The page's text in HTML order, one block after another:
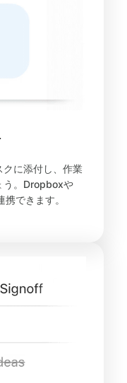
クに添付し、作業
う。Dropboxや
できます。